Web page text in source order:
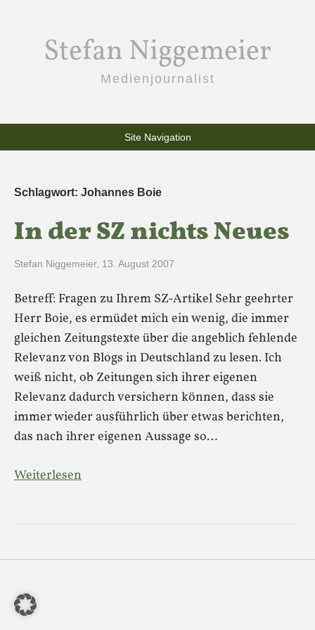
Stefan Niggemeier
Medienjournalist
Site Navigation
Schlagwort: Johannes Boie
In der SZ nichts Neues
Stefan Niggemeier, 13. August 2007
Betreff: Fragen zu Ihrem SZ-Artikel Sehr geehrter
Herr Boie, es ermüdet mich ein wenig, die immer
gleichen Zeitungstexte über die angeblich fehlende
Relevanz von Blogs in Deutschland zu lesen. Ich
weiß nicht, ob Zeitungen sich ihrer eigenen
Relevanz dadurch versichern können, dass sie
immer wieder ausführlich über etwas berichten,
das nach ihrer eigenen Aussage so…
Weiterlesen